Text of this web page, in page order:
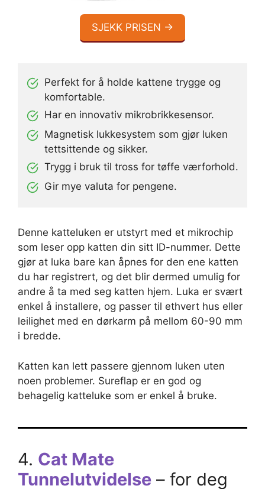
SJEKK PRISEN →
Perfekt for å holde kattene trygge og
komfortable.
Har en innovativ mikrobrikkesensor.
Magnetisk lukkesystem som gjør luken
tettsittende og sikker.
Trygg i bruk til tross for tøffe værforhold.
Gir mye valuta for pengene.
Denne katteluken er utstyrt med et mikrochip
som leser opp katten din sitt ID-nummer. Dette
gjør at luka bare kan åpnes for den ene katten
du har registrert, og det blir dermed umulig for
andre å ta med seg katten hjem. Luka er svært
enkel å installere, og passer til ethvert hus eller
leilighet med en dørkarm på mellom 60-90 mm
i bredde.
Katten kan lett passere gjennom luken uten
noen problemer. Sureflap er en god og
behagelig katteluke som er enkel å bruke.
4. Cat Mate
Tunnelutvidelse – for deg